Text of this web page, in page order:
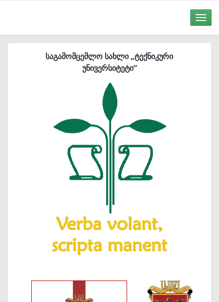
Toggle
საგამომცემლო სახლი „ტექნიკური
უნივერსიტეტი“